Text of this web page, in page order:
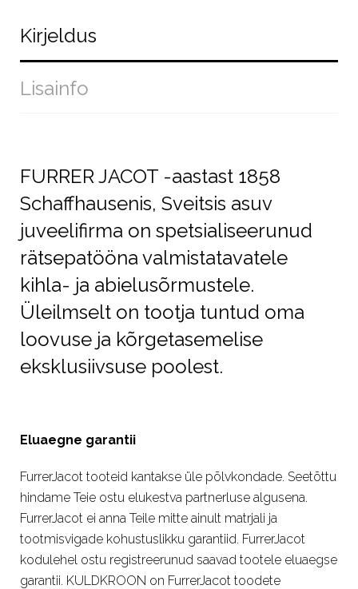
Kirjeldus
Lisainfo
FURRER JACOT -aastast 1858
Schaffhausenis, Sveitsis asuv
juveelifirma on spetsialiseerunud
rätsepatööna valmistatavatele
kihla- ja abielusõrmustele.
Üleilmselt on tootja tuntud oma
loovuse ja kõrgetasemelise
eksklusiivsuse poolest.
Eluaegne garantii
FurrerJacot tooteid kantakse üle põlvkondade. Seetõttu
hindame Teie ostu elukestva partnerluse algusena.
FurrerJacot ei anna Teile mitte ainult matrjali ja
tootmisvigade kohustuslikku garantiid. FurrerJacot
kodulehel ostu registreerunud saavad tootele eluaegse
garantii. KULDKROON on FurrerJacot toodete